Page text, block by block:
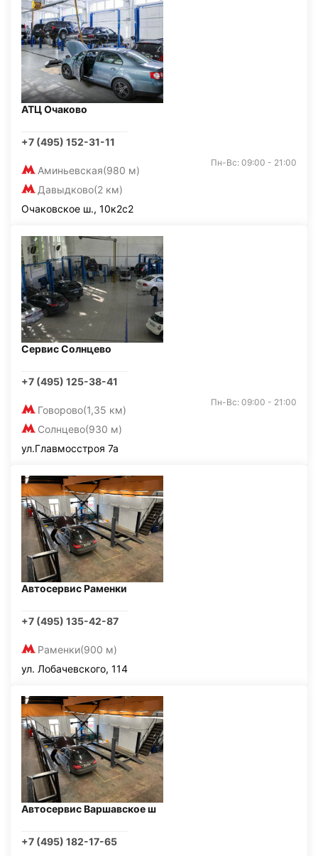
АТЦ Очаково
+7 (495) 152-31-11
Аминьевская(980 м)
Давыдково(2 км)
Пн-Вс: 09:00 - 21:00
Очаковское ш., 10к2с2
Сервис Солнцево
+7 (495) 125-38-41
Говорово(1,35 км)
Солнцево(930 м)
Пн-Вс: 09:00 - 21:00
ул.Главмосстроя 7а
Автосервис Раменки
+7 (495) 135-42-87
Раменки(900 м)
ул. Лобачевского, 114
Автосервис Варшавское ш
+7 (495) 182-17-65